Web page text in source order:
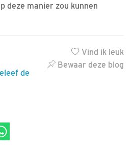
deze manier zou kunnen
Vind ik leuk
Bewaar deze blog
de